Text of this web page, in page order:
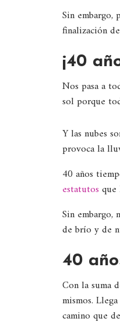
Sin embargo,
finalización
¡40
Nos pasa a
sol porque
Y las nubes
provoca la
40 años
estatutos que
Sin embargo,
de brío y de
40
Con la suma
mismos.
camino que